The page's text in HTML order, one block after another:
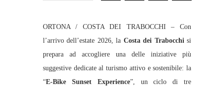
ORTONA / COSTA DEI TRABOCCHI – Con
l’arrivo dell’estate 2026, la Costa dei Trabocchisi
prepara ad accogliere una delle iniziative più
suggestive dedicate al turismo attivo e sostenibile: la
“E‑Bike Sunset Experience”, un ciclo di tre